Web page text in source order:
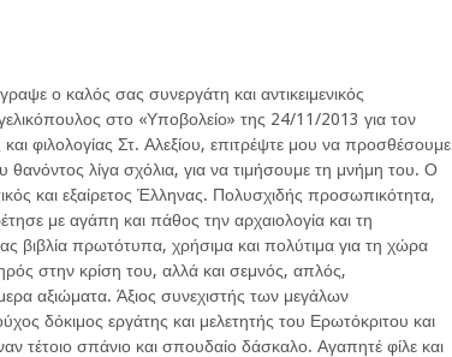
ο καλός σας συνεργάτη και αντικειμενικός
στο «Υποβολείο» της 24/11/2013 για τον
φιλολογίας Στ. Αλεξίου, επιτρέψτε μου να προσθέσουμε
θανόντος λίγα σχόλια, για να τιμήσουμε τη μνήμη του. Ο
και εξαίρετος Έλληνας. Πολυσχιδής προσωπικότητα,
με αγάπη και πάθος την αρχαιολογία και τη
βιβλία πρωτότυπα, χρήσιμα και πολύτιμα για τη χώρα
στην κρίση του, αλλά και σεμνός, απλός,
αξιώματα. Άξιος συνεχιστής των μεγάλων
δόκιμος εργάτης και μελετητής του Ερωτόκριτου και
τέτοιο σπάνιο και σπουδαίο δάσκαλο. Αγαπητέ φίλε και